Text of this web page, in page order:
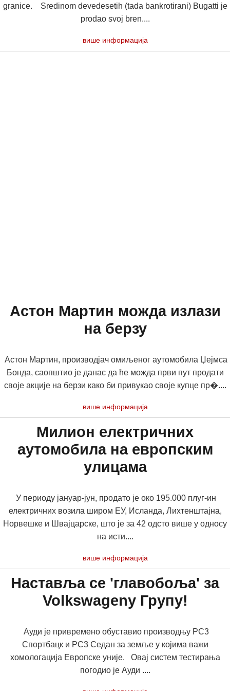
granice. Sredinom devedesetih (tada bankrotirani) Bugatti je
prodao svoj bren....
више информација
Астон Мартин можда излази
на берзу
Астон Мартин, производјач омиљеног аутомобила Џејмса
Бонда, саопштио је данас да ће можда први пут продати
своје акције на берзи како би привукао своје купце пр�....
више информација
Милион електричних
аутомобила на европским
улицама
У периоду јануар-јун, продато је око 195.000 плуг-ин
електричних возила широм ЕУ, Исланда, Лихтенштајна,
Норвешке и Швајцарске, што је за 42 одсто више у односу
на исти....
више информација
Наставља се 'главобоља' за
Volkswagenу Групу!
Ауди је привремено обуставио производњу РС3
Спортбацк и РС3 Седан за земље у којима важи
хомологација Европске уније. Овај систем тестирања
погодио је Ауди ....